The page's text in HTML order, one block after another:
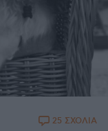
25 ΣΧΟΛΙΑ